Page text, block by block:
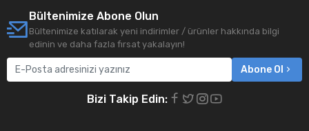
Bültenimize Abone Olun
Bültenimize katılarak yeni indirimler / ürünler hakkında bilgi
edinin ve daha fazla fırsat yakalayın!
Abone Ol
Bizi Takip Edin: